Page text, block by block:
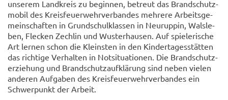
un­se­rem Land­kreis zu be­gin­nen, be­treut das Brand­schutz­
mo­bil des Kreis­feu­er­wehr­ver­ban­des meh­re­re Ar­beits­ge­
mein­schaf­ten in Grund­schul­klas­sen in Neu­rup­pin, Wals­le­
ben, Fle­cken Zech­lin und Wus­ter­hau­sen. Auf spie­le­ri­sche
Art ler­nen schon die Kleins­ten in den Kin­der­ta­ges­stät­ten
das rich­ti­ge Ver­hal­ten in Not­si­tua­tio­nen. Die Brand­schutz­
er­zie­hung und Brand­schutz­auf­klä­rung sind neben vie­len
an­de­ren Auf­ga­ben des Kreis­feu­er­wehr­ver­ban­des ein
Schwer­punkt der Ar­beit.